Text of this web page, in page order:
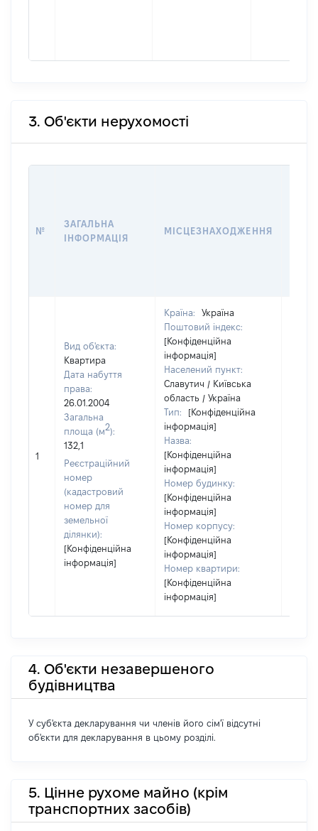
3. Об'єкти нерухомості
№
ЗАГАЛЬНА
ІНФОРМАЦІЯ
МІСЦЕЗНАХОДЖЕННЯ
1
Вид об'єкта:
Квартира
Дата набуття
права:
26.01.2004
Загальна
площа (м2):
132,1
Реєстраційний
номер
(кадастровий
номер для
земельної
ділянки):
[Конфіденційна
інформація]
Країна:
Україна
Поштовий індекс:
[Конфіденційна
інформація]
Населений пункт:
Славутич / Київська
область / Україна
Тип:
[Конфіденційна
інформація]
Назва:
[Конфіденційна
інформація]
Номер будинку:
[Конфіденційна
інформація]
Номер корпусу:
[Конфіденційна
інформація]
Номер квартири:
[Конфіденційна
інформація]
4. Об'єкти незавершеного
будівництва
У суб'єкта декларування чи членів його сім'ї відсутні
об'єкти для декларування в цьому розділі.
5. Цінне рухоме майно (крім
транспортних засобів)